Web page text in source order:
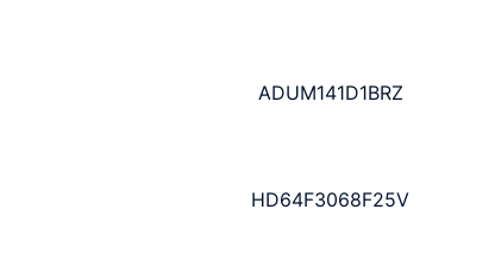
ADUM141D1BRZ
HD64F3068F25V